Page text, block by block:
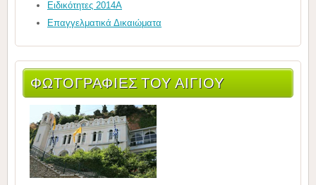
Ειδικότητες 2014Α
Επαγγελματικά Δικαιώματα
ΦΩΤΟΓΡΑΦΊΕΣ ΤΟΥ ΑΙΓΊΟΥ